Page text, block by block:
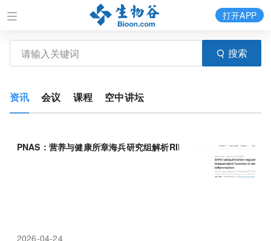
搜索
打开APP
资讯 会议 课程 空中讲坛
PNAS：营养与健康所章海兵研究组解析RIPK1 化调控细胞死
2026-04-24